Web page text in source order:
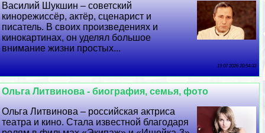
Василий Шукшин – советский
кинорежиссёр, актёр, сценарист и
писатель. В своих произведениях и
кинокартинах, он уделял большое
внимание жизни простых...
19 07 2026 20:54:33
Ольга Литвинова - биография, семья, фото
Ольга Литвинова – российская актриса
театра и кино. Стала известной благодаря